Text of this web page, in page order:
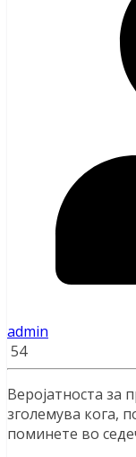
admin
54
Веројатноста за
зголемува кога,
поминете во